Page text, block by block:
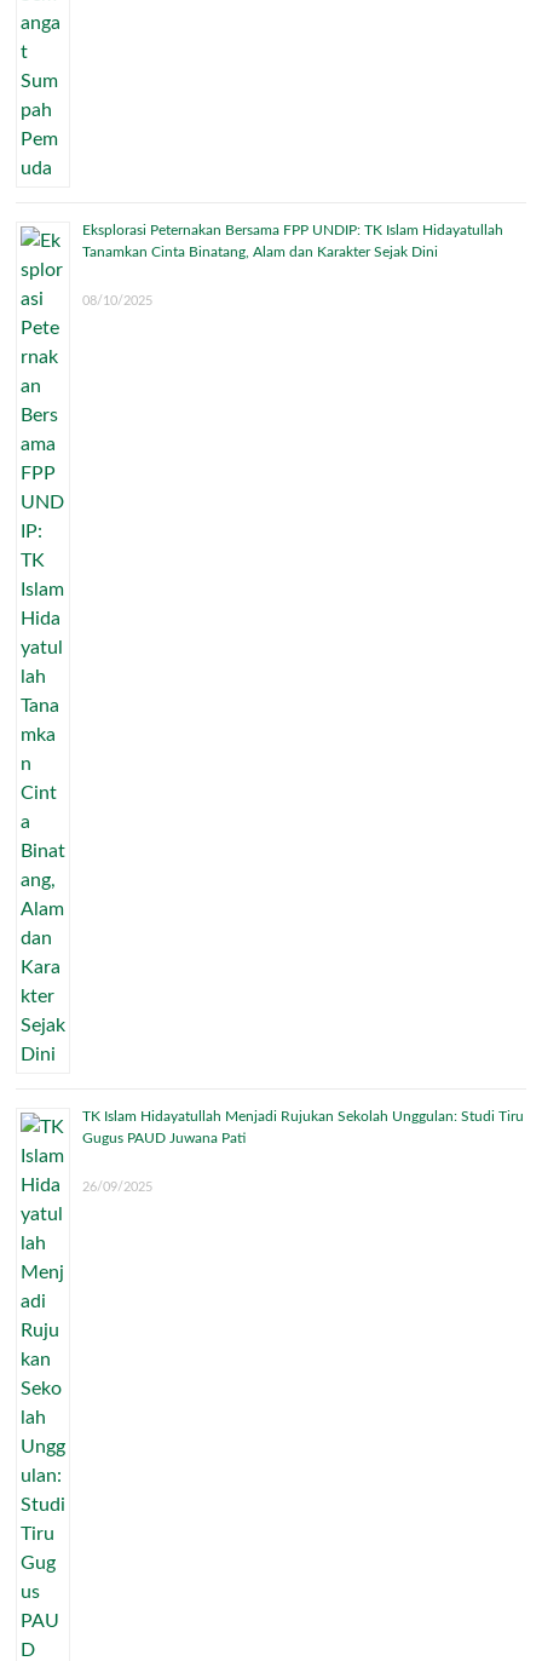
Eksplorasi Peternakan Bersama FPP UNDIP: TK Islam Hidayatullah
Tanamkan Cinta Binatang, Alam dan Karakter Sejak Dini
08/10/2025
TK Islam Hidayatullah Menjadi Rujukan Sekolah Unggulan: Studi Tiru
Gugus PAUD Juwana Pati
26/09/2025